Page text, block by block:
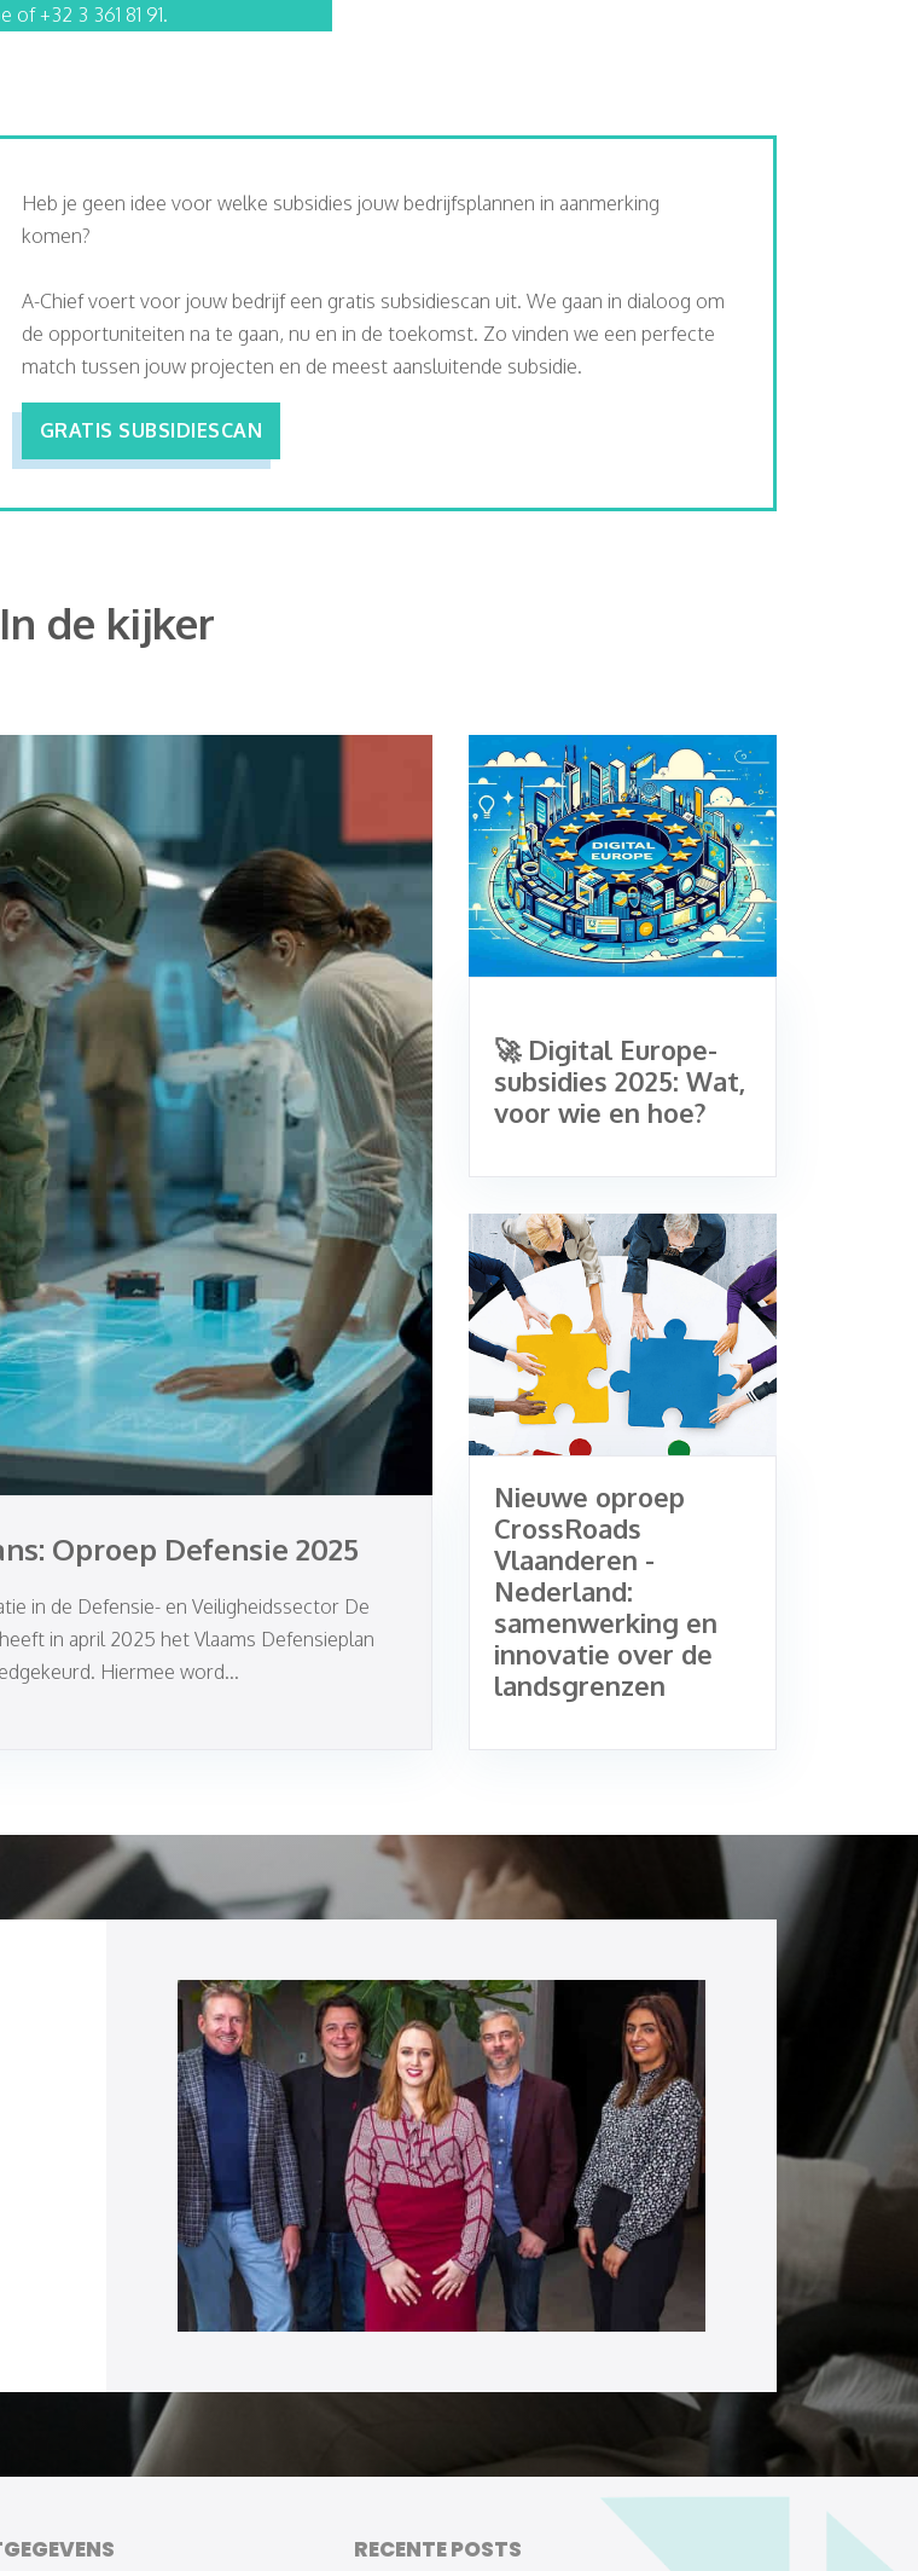
+32 3 361 81 91.
Heb je geen idee voor welke subsidies jouw bedrijfsplannen in aanmerking
komen?
A-Chief voert voor jouw bedrijf een gratis subsidiescan uit. We gaan in dialoog om
de opportuniteiten na te gaan, nu en in de toekomst. Zo vinden we een perfecte
match tussen jouw projecten en de meest aansluitende subsidie.
GRATIS SUBSIDIESCAN
In de kijker
Oproep Defensie 2025
in de Defensie- en Veiligheidssector De
in april 2025 het Vlaams Defensieplan
Hiermee word...
🚀 Digital Europe-
subsidies 2025: Wat,
voor wie en hoe?
Nieuwe oproep
CrossRoads
Vlaanderen -
Nederland:
samenwerking en
innovatie over de
landsgrenzen
RECENTE POSTS